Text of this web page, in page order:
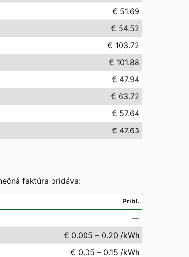
€ 51.69
€ 54.52
€ 103.72
€ 101.88
€ 47.94
€ 63.72
€ 57.64
€ 47.63
faktúra pridáva:
Pribl.
—
€ 0.005 – 0.20 /kWh
€ 0.05 – 0.15 /kWh